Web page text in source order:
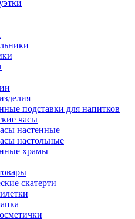
подставки для напитков
часы
настенные
настольные
храмы
скатерти